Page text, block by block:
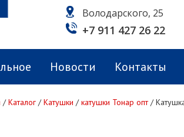
Володарского, 25
+7 911 427 26 22
Новости Контакты
/Каталог /Катушки /катушки Тонар опт /